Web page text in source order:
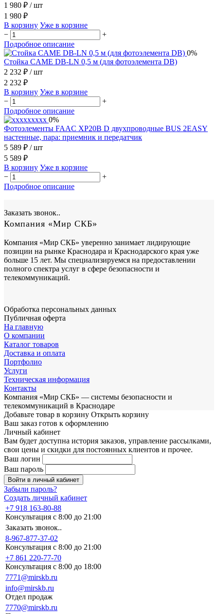
1 980 ₽ / шт
1 980 ₽
В корзину Уже в корзине
−
+
Подробное описание
0%
Стойка CAME DB-LN 0,5 м (для фотоэлемента DB)
2 232 ₽ / шт
2 232 ₽
В корзину Уже в корзине
−
+
Подробное описание
0%
Фотоэлементы FAAC XP20B D двухпроводные BUS 2EASY
настенные, пара: приемник и передатчик
5 589 ₽ / шт
5 589 ₽
В корзину Уже в корзине
−
+
Подробное описание
Заказать звонок..
Компания «Мир СКБ»
Компания «Мир СКБ» уверенно занимает лидирующие
позиции на рынке Краснодара и Краснодарского края уже
больше 15 лет. Мы специализируемся на предоставлении
полного спектра услуг в сфере безопасности и
телекоммуникаций.
Обработка персональных данных
Публичная оферта
На главную
О компании
Каталог товаров
Доставка и оплата
Портфолио
Услуги
Техническая информация
Контакты
Компания «Мир СКБ» — системы безопасности и
телекоммуникаций в Краснодаре
Добавьте товар в корзину Открыть корзину
Ваш заказ готов к оформлению
Личный кабинет
Вам будет доступна история заказов, управление рассылками,
свои цены и скидки для постоянных клиентов и прочее.
Ваш логин
Ваш пароль
Войти в личный кабинет
Забыли пароль?
Создать личный кабинет
+7 918 163-80-88
Консультация с 8:00 до 21:00
Заказать звонок..
8-967-877-37-02
Консультация с 8:00 до 21:00
+7 861 220-77-70
Консультация с 8:00 до 18:00
7771@mirskb.ru
info@mirskb.ru
Отдел продаж
7770@mirskb.ru